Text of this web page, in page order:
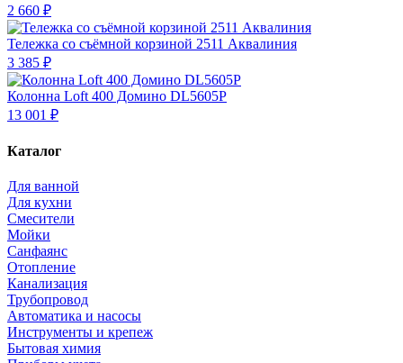
2 660 ₽
Тележка со съёмной корзиной 2511 Аквалиния
3 385 ₽
Колонна Loft 400 Домино DL5605P
13 001 ₽
Каталог
Для ванной
Для кухни
Смесители
Мойки
Санфаянс
Отопление
Канализация
Трубопровод
Автоматика и насосы
Инструменты и крепеж
Бытовая химия